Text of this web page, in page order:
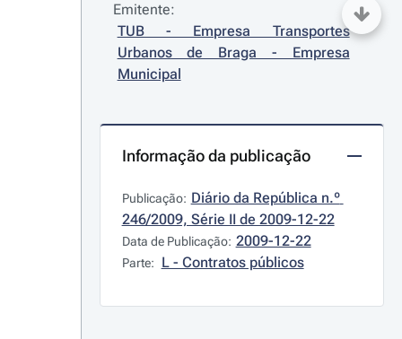
Emitente:
TUB - Empresa Transportes
Urbanos de Braga - Empresa
Municipal
Informação da publicação
Publicação: Diário da República n.º
246/2009, Série II de 2009-12-22
Data de Publicação: 2009-12-22
Parte: L - Contratos públicos